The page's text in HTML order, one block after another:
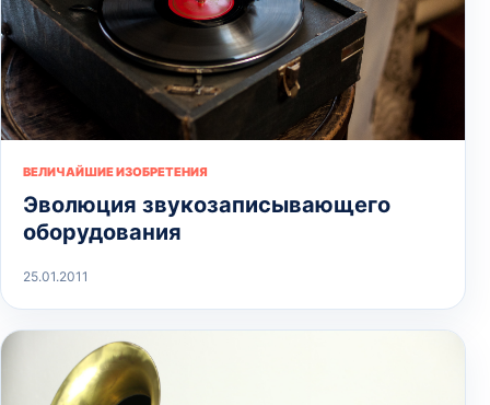
ВЕЛИЧАЙШИЕ ИЗОБРЕТЕНИЯ
Эволюция звукозаписывающего
оборудования
25.01.2011